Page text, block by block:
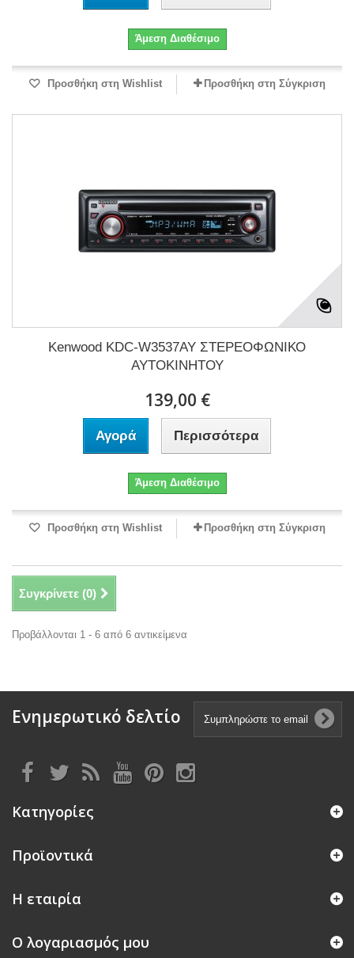
Άμεση Διαθέσιμο
Προσθήκη στη Wishlist Προσθήκη στη Σύγκριση
Kenwood KDC-W3537AY ΣΤΕΡΕΟΦΩΝΙΚΟ
ΑΥΤΟΚΙΝΗΤΟΥ
139,00 €
Αγορά Περισσότερα
Άμεση Διαθέσιμο
Προσθήκη στη Wishlist Προσθήκη στη Σύγκριση
Συγκρίνετε (0)
Προβάλλονται 1 - 6 από 6 αντικείμενα
Ενημερωτικό δελτίο
Κατηγορίες
Προϊοντικά
Η εταιρία
Ο λογαριασμός μου